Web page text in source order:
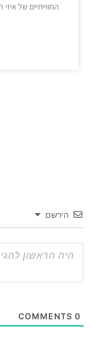
של איזי ריידרים
מקום שלא
עמק
דרג